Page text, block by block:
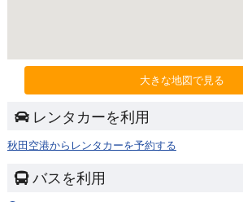
大きな地図で見る
レンタカーを利用
秋田空港からレンタカーを予約する
バスを利用